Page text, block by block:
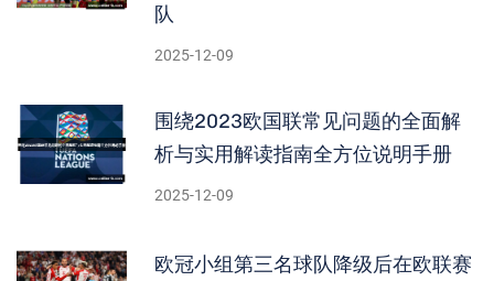
队
2025-12-09
围绕2023欧国联常见问题的全面解
析与实用解读指南全方位说明手册
2025-12-09
欧冠小组第三名球队降级后在欧联赛